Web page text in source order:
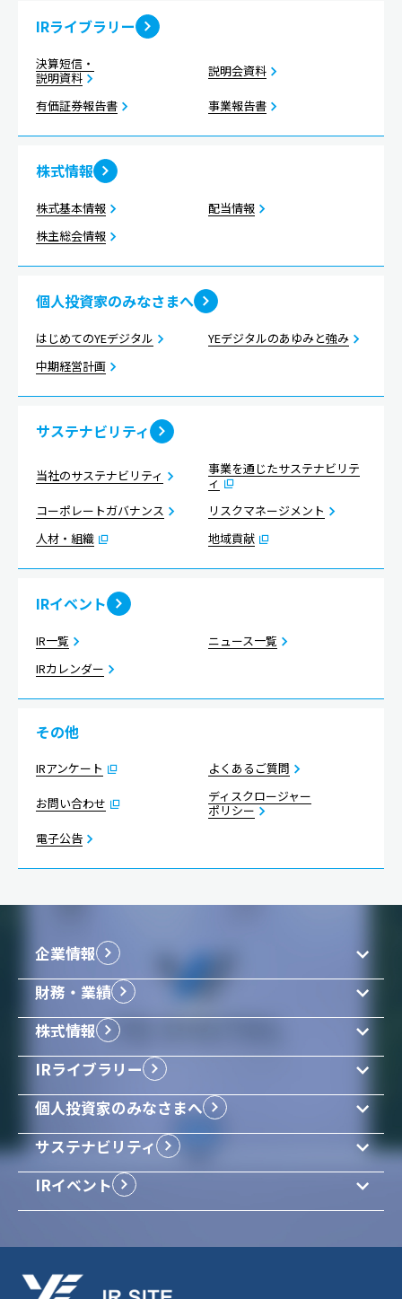
IRライブラリー
決算短信・
説明資料
説明会資料
有価証券報告書 事業報告書
株式情報
株式基本情報
配当情報
株主総会情報
個人投資家のみなさまへ
はじめてのYEデジタル
YEデジタルのあゆみと強み
中期経営計画
サステナビリティ
当社のサステナビリティ
事業を通じたサステナビリテ
ィ
コーポレートガバナンス
リスクマネージメント
人材・組織
地域貢献
IRイベント
IR一覧
ニュース一覧
IRカレンダー
その他
IRアンケート よくあるご質問
お問い合わせ
ディスクロージャー
ポリシー
電子公告
企業情報
企業理念
事業内容
組織図
財務・業績
経営成績
財政状況
株式情報
株式基本情報
配当情報
IRライブラリー
決算短信・説明資料
説明会資料
事業報告書
個人投資家のみなさまへ
はじめてのYEデジタル
YEデジタルのあゆみと強み
サステナビリティ
当社のサステナビリティ
事業を通じたサステナビリティ
コーポレートガバナンス
リスクマネージメント
IRイベント
ニュース一覧
IRカレンダー